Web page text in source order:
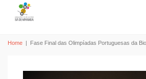
Home | Fase Final das Olimpíadas Portuguesas da